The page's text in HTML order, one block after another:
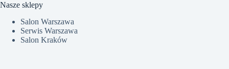
Nasze sklepy
Salon Warszawa
Serwis Warszawa
Salon Kraków